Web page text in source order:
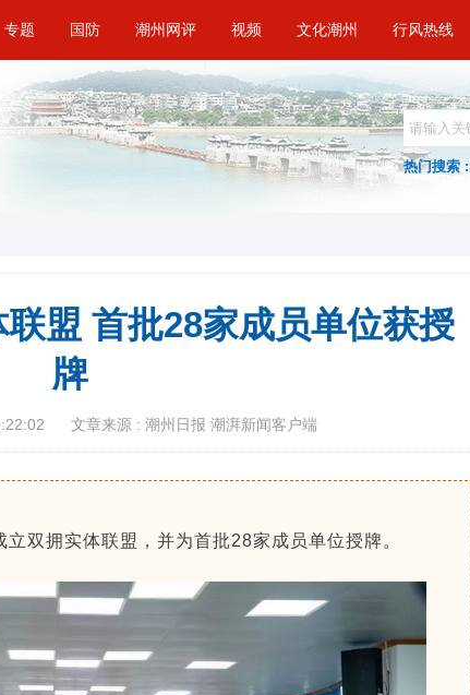
专题 国防 潮州网评 视频 文化潮州 行风热线
热门搜索 :
盟 首批28家成员单位获授
牌
文章来源 : 潮州日报 潮湃新闻客户端
双拥实体联盟，并为首批28家成员单位授牌。